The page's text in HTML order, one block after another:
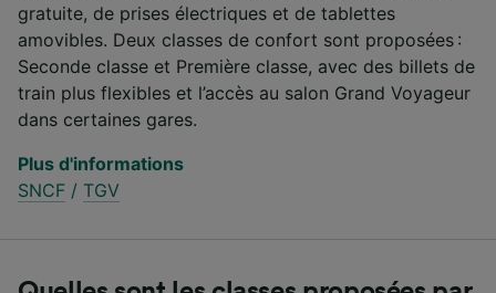
gratuite, de prises électriques et de tablettes
amovibles. Deux classes de confort sont proposées :
Seconde classe et Première classe, avec des billets de
train plus flexibles et l’accès au salon Grand Voyageur
dans certaines gares.
Plus d'informations
SNCF / TGV